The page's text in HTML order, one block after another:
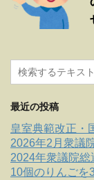
最近の投稿
皇室典範改正・
2026年2月衆議
2024年衆議院
10個のりんごを